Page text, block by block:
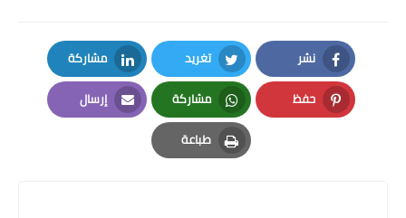
نشر
Facebook
تغريد
Twitter
مشاركة
LinkedIn
حفظ
Pinterest
مشاركة
Whatsapp
إرسال
Email
طباعة
Print